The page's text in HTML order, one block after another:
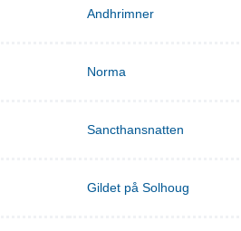
Andhrimner
Norma
Sancthansnatten
Gildet på Solhoug